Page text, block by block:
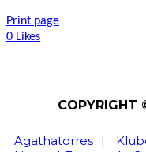
Print page
0 Likes
COPYRIGHT
Agathatorres |